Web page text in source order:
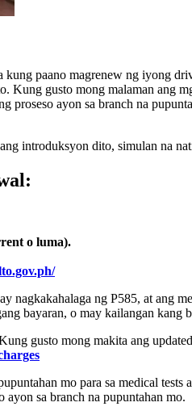
paano magrenew ng iyong
Kung gusto mong malaman ang
proseso ayon sa branch na
introduksyon dito, simulan na
o luma).
nagkakahalaga ng P585, at ang
bayaran, o may kailangan kang
gusto mong makita ang
mo para sa medical
ayon sa branch na pupuntahan mo.